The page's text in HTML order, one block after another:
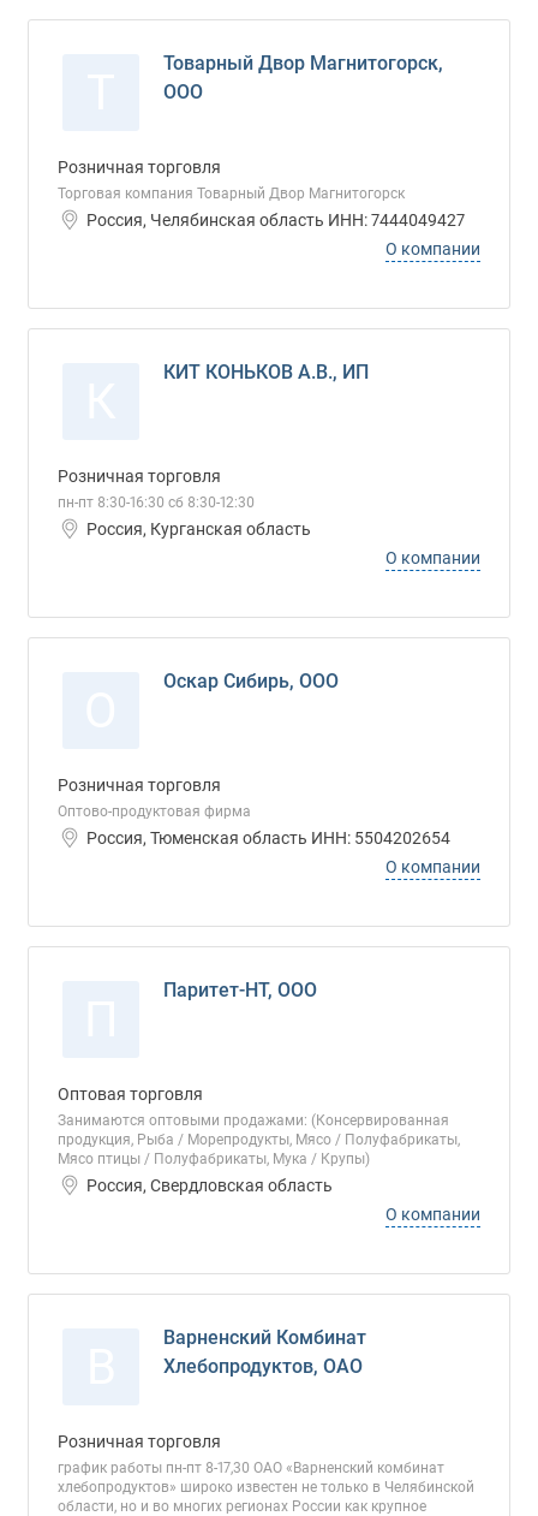
Товарный Двор Магнитогорск,
ООО
Розничная торговля
Торговая компания Товарный Двор Магнитогорск
Россия, Челябинская область ИНН: 7444049427
О компании
КИТ КОНЬКОВ А.В., ИП
Розничная торговля
пн-пт 8:30-16:30 сб 8:30-12:30
Россия, Курганская область
О компании
Оскар Сибирь, ООО
Розничная торговля
Оптово-продуктовая фирма
Россия, Тюменская область ИНН: 5504202654
О компании
Паритет-НТ, ООО
Оптовая торговля
Занимаются оптовыми продажами: (Консервированная
продукция, Рыба / Морепродукты, Мясо / Полуфабрикаты,
Мясо птицы / Полуфабрикаты, Мука / Крупы)
Россия, Свердловская область
О компании
Варненский Комбинат
Хлебопродуктов, ОАО
Розничная торговля
график работы пн-пт 8-17,30 ОАО «Варненский комбинат
хлебопродуктов» широко известен не только в Челябинской
области, но и во многих регионах России как крупное